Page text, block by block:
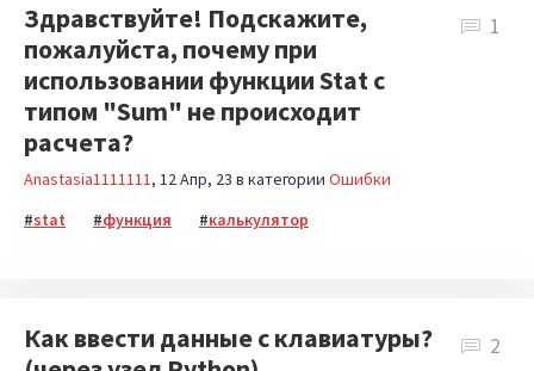
1
Здравствуйте! Подскажите,
пожалуйста, почему при
использовании функции Stat с
типом "Sum" не происходит
расчета?
Anastasia1111111 12 Апр, 23 в категории Ошибки
stat
функция калькулятор
2
Как ввести данные с клавиатуры?